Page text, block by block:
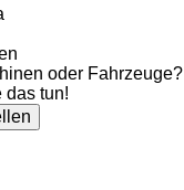
oder Fahrzeuge?
das tun!